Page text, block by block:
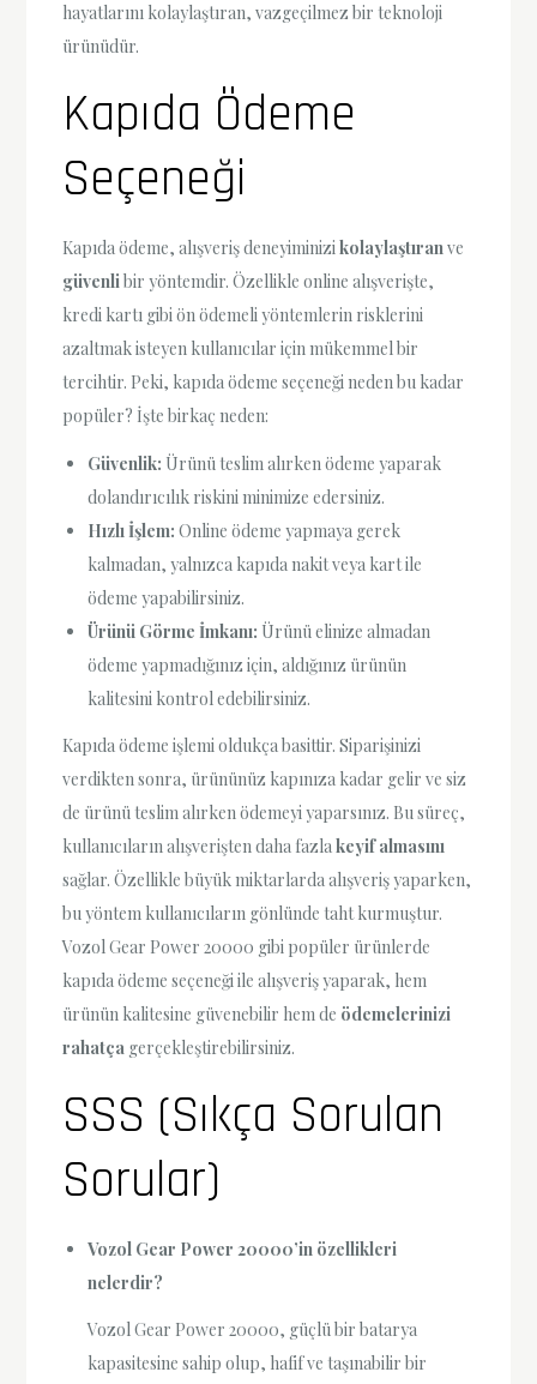
hayatlarını kolaylaştıran, vazgeçilmez bir teknoloji
ürünüdür.
Kapıda Ödeme
Seçeneği
Kapıda ödeme, alışveriş deneyiminizikolaylaştıranve
güvenlibir yöntemdir. Özellikle online alışverişte,
kredi kartı gibi ön ödemeli yöntemlerin risklerini
azaltmak isteyen kullanıcılar için mükemmel bir
tercihtir. Peki, kapıda ödeme seçeneği neden bu kadar
popüler? İşte birkaç neden:
Güvenlik: Ürünü teslim alırken ödeme yaparak
dolandırıcılık riskini minimize edersiniz.
Hızlı İşlem: Online ödeme yapmaya gerek
kalmadan, yalnızca kapıda nakit veya kart ile
ödeme yapabilirsiniz.
Ürünü Görme İmkanı: Ürünü elinize almadan
ödeme yapmadığınız için, aldığınız ürünün
kalitesini kontrol edebilirsiniz.
Kapıda ödeme işlemi oldukça basittir. Siparişinizi
verdikten sonra, ürününüz kapınıza kadar gelir ve siz
de ürünü teslim alırken ödemeyi yaparsınız. Bu süreç,
kullanıcıların alışverişten daha fazlakeyif almasını
sağlar. Özellikle büyük miktarlarda alışveriş yaparken,
bu yöntem kullanıcıların gönlünde taht kurmuştur.
Vozol Gear Power 20000 gibi popüler ürünlerde
kapıda ödeme seçeneği ile alışveriş yaparak, hem
ürünün kalitesine güvenebilir hem de ödemelerinizi
rahatça gerçekleştirebilirsiniz.
SSS (Sıkça Sorulan
Sorular)
Vozol Gear Power 20000’in özellikleri
nelerdir?
Vozol Gear Power 20000, güçlü bir batarya
kapasitesine sahip olup, hafif ve taşınabilir bir